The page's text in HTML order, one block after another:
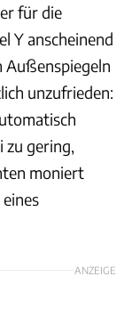
für die
Y anscheinend
Außenspiegeln
unzufrieden:
zu gering,
moniert
ANZEIGE